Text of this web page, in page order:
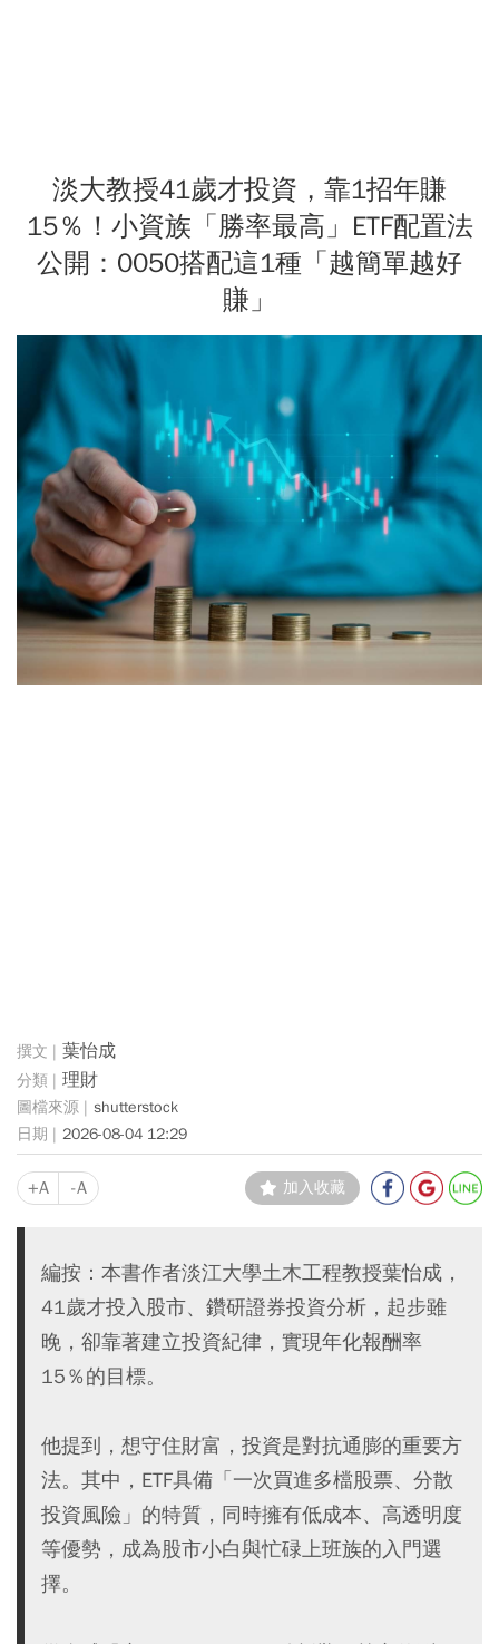
淡大教授41歲才投資，靠1招年賺
15％！小資族「勝率最高」ETF配置法
公開：0050搭配這1種「越簡單越好
賺」
葉怡成
理財
shutterstock
2026-08-04 12:29
+A -A 加入收藏
編按：本書作者淡江大學土木工程教授葉怡成，
41歲才投入股市、鑽研證券投資分析，起步雖
晚，卻靠著建立投資紀律，實現年化報酬率
15％的目標。
他提到，想守住財富，投資是對抗通膨的重要方
法。其中，ETF具備「一次買進多檔股票、分散
投資風險」的特質，同時擁有低成本、高透明度
等優勢，成為股市小白與忙碌上班族的入門選
擇。